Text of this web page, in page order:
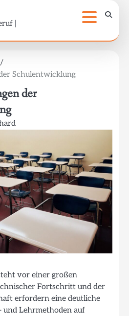
|
Schulentwicklung
der
vor einer großen
Fortschritt und der
erfordern eine deutliche
und Lehrmethoden auf